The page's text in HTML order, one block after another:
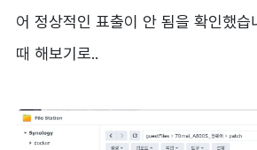
어 정상적인 표출이 안 됨을 확인했습
때 해보기로..